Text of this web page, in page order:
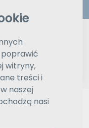
witryny,
treści i
naszej
nasi
zaawansowane